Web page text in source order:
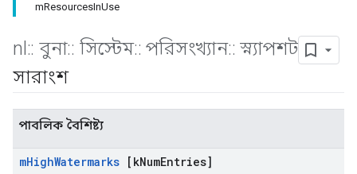
mResourcesInUse
nl :: বুনা:: সিস্টেম:: পরিসংখ্যান:: স্ন্যাপশট
সারাংশ
পাবলিক বৈশিষ্ট্য
mHighWatermarks [kNumEntries]